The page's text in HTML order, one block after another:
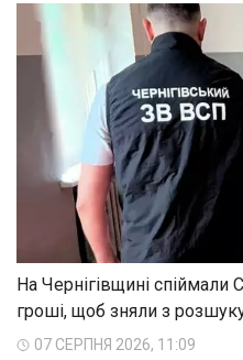
На Чернігівщині
гроші, щоб зняли з
07 СЕРПНЯ 2026, 11:09